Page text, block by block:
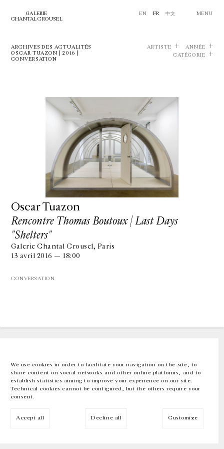
We use cookies in order to facilitate your navigation on the site, to
share content on social networks and other online platforms, and to
establish statistics aiming to improve your experience on our site.
Technical cookies cannot be configured, but the others require your
consent.
Accept all Decline all Customize
GALERIE
CHANTAL CROUSEL
EN FR 中文 MENU
ARCHIVES DES ACTUALITÉS
OSCAR TUAZON | 2016 |
CONVERSATION
ARTISTE
ANNÉE
CATÉGORIE
Oscar Tuazon
Rencontre Thomas Boutoux | Last Days
"Shelters"
Galerie Chantal Crousel, Paris
13 avril 2016 — 18:00
CONVERSATION
GALERIE CHANTAL CROUSEL
10 RUE CHARLOT, 75003 PARIS
EN FR 中文 Facebook Instagram
Inscrivez-vous à notre newsletter